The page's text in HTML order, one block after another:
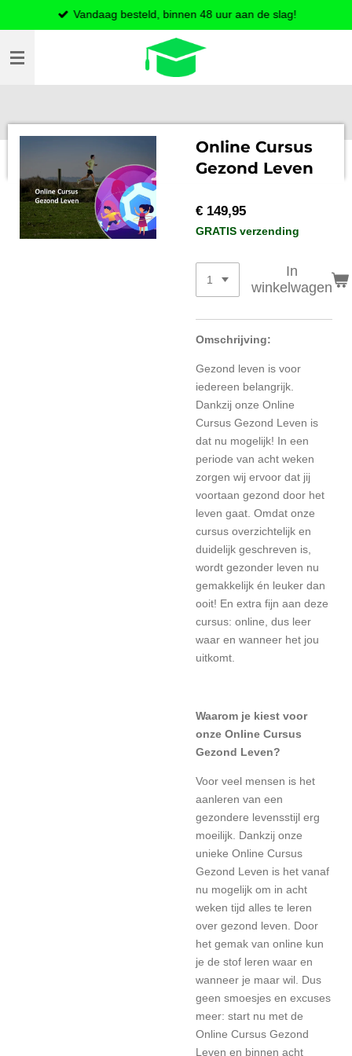
direct
naar
hoofdinhoud
Vandaag besteld, binnen 48 uur aan de slag!
Online Cursus
Gezond Leven
€ 149,95
GRATIS verzending
In
winkelwagen
Omschrijving:
Gezond leven is voor
iedereen belangrijk.
Dankzij onze Online
Cursus Gezond Leven is
dat nu mogelijk! In een
periode van acht weken
zorgen wij ervoor dat jij
voortaan gezond door het
leven gaat. Omdat onze
cursus overzichtelijk en
duidelijk geschreven is,
wordt gezonder leven nu
gemakkelijk én leuker dan
ooit! En extra fijn aan deze
cursus: online, dus leer
waar en wanneer het jou
uitkomt.
Waarom je kiest voor
onze Online Cursus
Gezond Leven?
Voor veel mensen is het
aanleren van een
gezondere levensstijl erg
moeilijk. Dankzij onze
unieke Online Cursus
Gezond Leven is het vanaf
nu mogelijk om in acht
weken tijd alles te leren
over gezond leven. Door
het gemak van online kun
je de stof leren waar en
wanneer je maar wil. Dus
geen smoesjes en excuses
meer: start nu met de
Online Cursus Gezond
Leven en binnen acht